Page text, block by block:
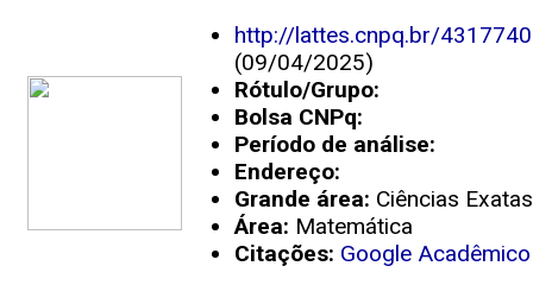
http://lattes.cnpq.br/
(09/04/2025)
Rótulo/Grupo:
Bolsa CNPq:
Período de análise:
Endereço:
Grande área: Ciências
Área: Matemática
Citações: Google Acadêmico